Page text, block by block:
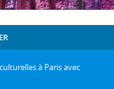
à Paris avec